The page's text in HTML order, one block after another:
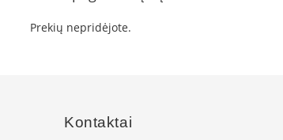
Prekių nepridėjote.
Kontaktai